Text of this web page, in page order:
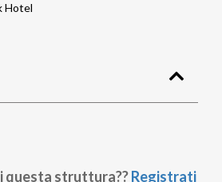
Hotel
questa struttura??Registrati